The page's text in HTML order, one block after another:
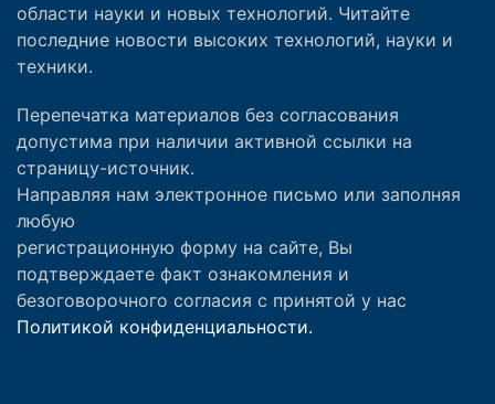
области науки и новых технологий. Читайте
последние новости высоких технологий, науки и
техники.
Перепечатка материалов без согласования
допустима при наличии активной ссылки на
страницу-источник.
Направляя нам электронное письмо или заполняя
любую
регистрационную форму на сайте, Вы
подтверждаете факт ознакомления и
безоговорочного согласия с принятой у нас
Политикой конфиденциальности.